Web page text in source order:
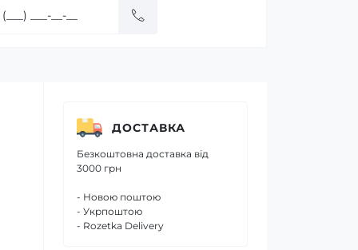
ДОСТАВКА
Безкоштовна доставка від
3000 грн
- Новою поштою
- Укрпоштою
- Rozetka Delivery